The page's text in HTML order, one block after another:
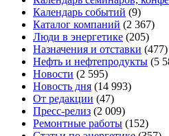
Календарь событий (9)
Каталог компаний (2 367)
Люди в энергетике (205)
Назначения и отставки (477)
Нефть и нефтепродукты (5
Новости (2 595)
Новость дня (14 993)
От редакции (47)
Пресс-релиз (2 009)
Ремонтные работы (152)